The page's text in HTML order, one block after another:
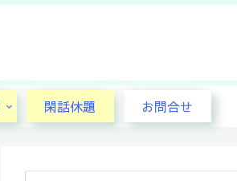
閑話休題 お問合せ